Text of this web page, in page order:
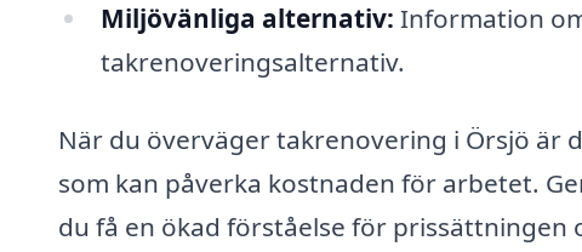
Miljövänliga alternativ: Information
takrenoveringsalternativ.
När du överväger takrenovering i Örsjö är
som kan påverka kostnaden för arbetet.
du få en ökad förståelse för